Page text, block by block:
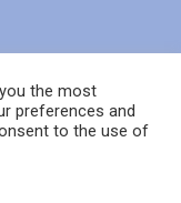
the most
preferences and
to the use of